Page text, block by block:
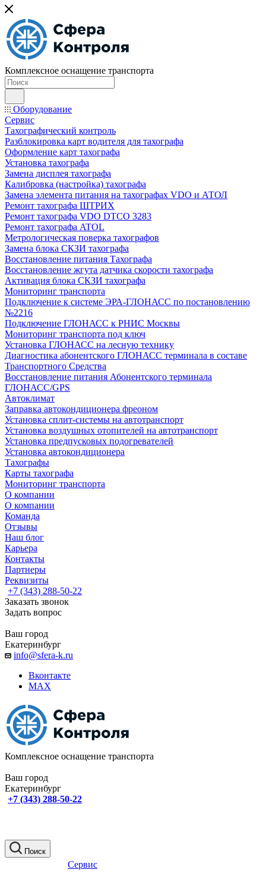
Комплексное оснащение транспорта
Оборудование
Сервис
Тахографический контроль
Разблокировка карт водителя для тахографа
Оформление карт тахографа
Установка тахографа
Замена дисплея тахографа
Калибровка (настройка) тахографа
Замена элемента питания на тахографах VDO и АТОЛ
Ремонт тахографа ШТРИХ
Ремонт тахографа VDO DTCO 3283
Ремонт тахографа ATOL
Метрологическая поверка тахографов
Замена блока СКЗИ тахографа
Восстановление питания Тахографа
Восстановление жгута датчика скорости тахографа
Активация блока СКЗИ тахографа
Мониторинг транспорта
Подключение к системе ЭРА-ГЛОНАСС по постановлению
№2216
Подключение ГЛОНАСС к РНИС Москвы
Мониторинг транспорта под ключ
Установка ГЛОНАСС на лесную технику
Диагностика абонентского ГЛОНАСС терминала в составе
Транспортного Средства
Восстановление питания Абонентского терминала
ГЛОНАСС/GPS
Автоклимат
Заправка автокондиционера фреоном
Установка сплит-системы на автотранспорт
Установка воздушных отопителей на автотранспорт
Установка предпусковых подогревателей
Установка автокондиционера
Тахографы
Карты тахографа
Мониторинг транспорта
О компании
О компании
Команда
Отзывы
Наш блог
Карьера
Контакты
Партнеры
Реквизиты
+7 (343) 288-50-22
Заказать звонок
Задать вопрос
Ваш город
Екатеринбург
info@sfera-k.ru
Вконтакте
MAX
Комплексное оснащение транспорта
Ваш город
Екатеринбург
+7 (343) 288-50-22
Поиск
Сервис